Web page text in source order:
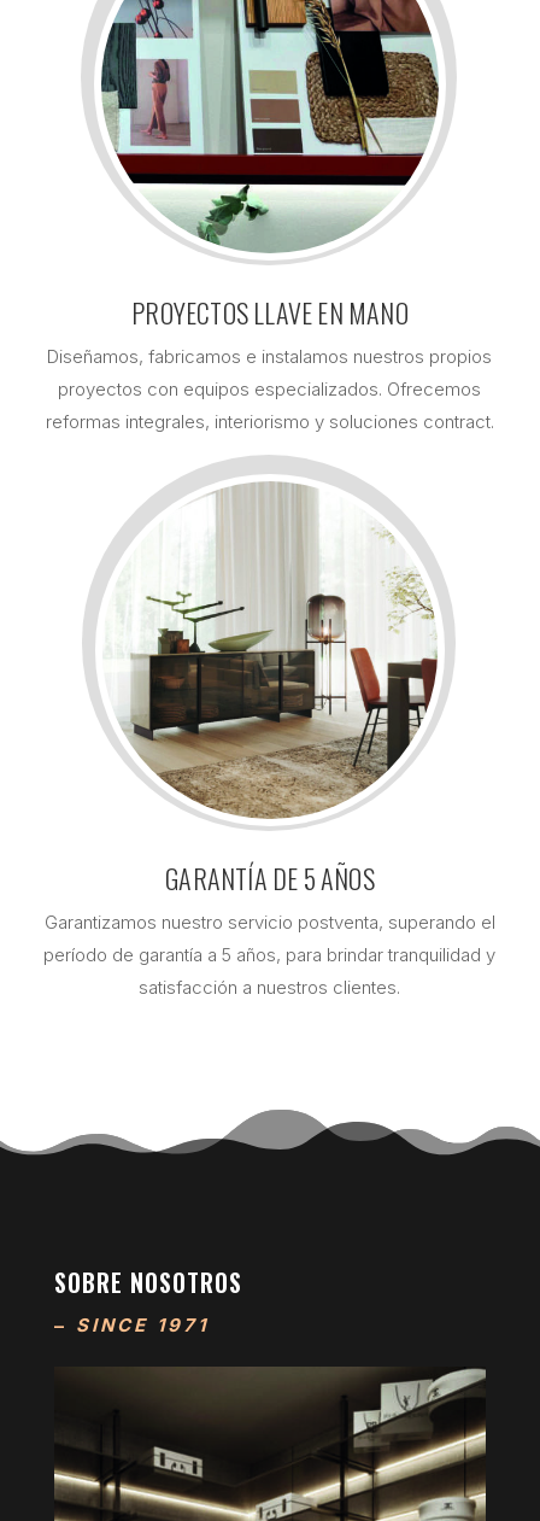
PROYECTOS LLAVE EN MANO
Diseñamos, fabricamos e instalamos nuestros propios
proyectos con equipos especializados. Ofrecemos
reformas integrales, interiorismo y soluciones contract.
GARANTÍA DE 5 AÑOS
Garantizamos nuestro servicio postventa, superando el
período de garantía a 5 años, para brindar tranquilidad y
satisfacción a nuestros clientes.
SOBRE NOSOTROS
– SINCE 1971